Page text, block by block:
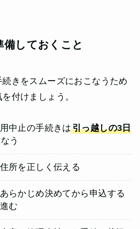
備しておくこと
きをスムーズにおこなうため
付けましょう。
中止の手続きは引っ越しの3日
う
所を正しく伝える
らかじめ決めてから申込する
む